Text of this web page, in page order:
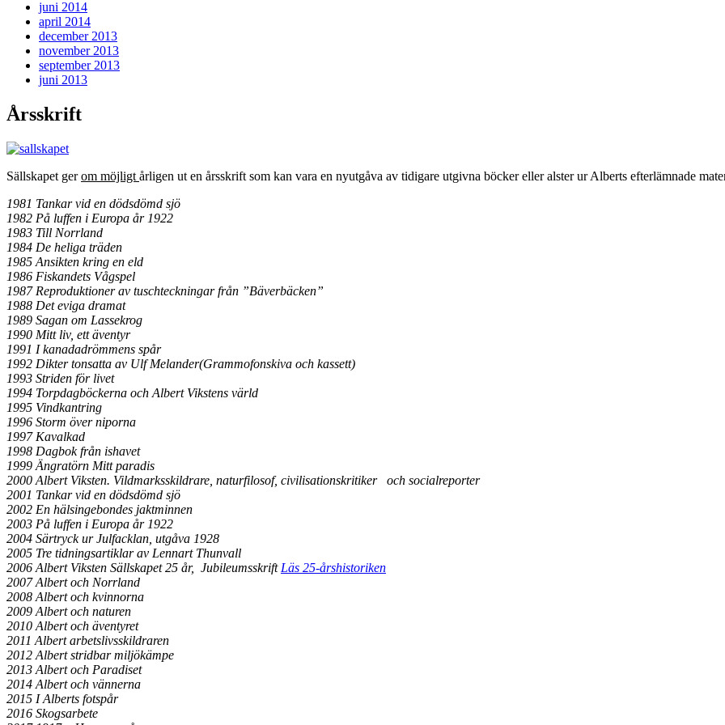
juni 2014
april 2014
december 2013
november 2013
september 2013
juni 2013
Årsskrift
Sällskapet gerom möjligt årligen ut en årsskrift som kan vara en nyutgåva av tidigare utgivna böcker eller alster ur Alberts efterlämnade
1981 Tankar vid en dödsdömd sjö
1982 På luffen i Europa år 1922
1983 Till Norrland
1984 De heliga träden
1985 Ansikten kring en eld
1986 Fiskandets Vågspel
1987 Reproduktioner av tuschteckningar från ”Bäverbäcken”
1988 Det eviga dramat
1989 Sagan om Lassekrog
1990 Mitt liv, ett äventyr
1991 I kanadadrömmens spår
1992 Dikter tonsatta av Ulf Melander(Grammofonskiva och kassett)
1993 Striden för livet
1994 Torpdagböckerna och Albert Vikstens värld
1995 Vindkantring
1996 Storm över niporna
1997 Kavalkad
1998 Dagbok från ishavet
1999 Ängratörn Mitt paradis
2000 Albert Viksten. Vildmarksskildrare, naturfilosof, civilisationskritiker och socialreporter
2001 Tankar vid en dödsdömd sjö
2002 En hälsingebondes jaktminnen
2003 På luffen i Europa år 1922
2004 Särtryck ur Julfacklan, utgåva 1928
2005 Tre tidningsartiklar av Lennart Thunvall
2006 Albert Viksten Sällskapet 25 år, Jubileumsskrift Läs 25-årshistoriken
2007 Albert och Norrland
2008 Albert och kvinnorna
2009 Albert och naturen
2010 Albert och äventyret
2011 Albert arbetslivsskildraren
2012 Albert stridbar miljökämpe
2013 Albert och Paradiset
2014 Albert och vännerna
2015 I Alberts fotspår
2016 Skogsarbete